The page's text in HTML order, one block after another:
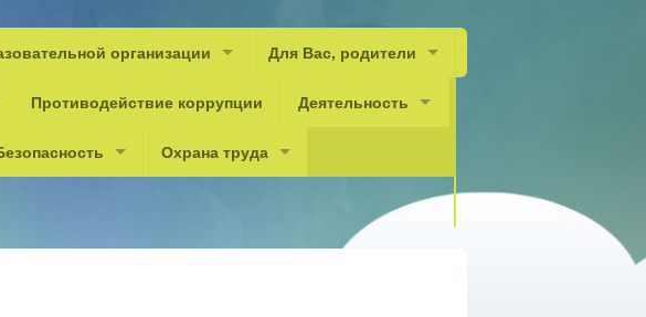
организации Для Вас, родители
Противодействие коррупции Деятельность
Охрана труда